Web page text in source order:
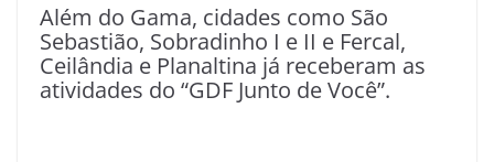
Além do Gama, cidades como São
Sebastião, Sobradinho I e II e Fercal,
Ceilândia e Planaltina já receberam as
atividades do “GDF Junto de Você”.